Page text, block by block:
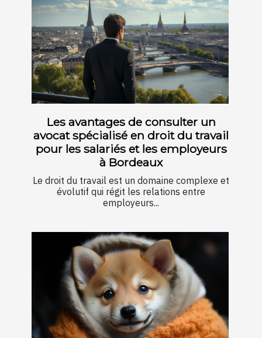
Les avantages de consulter un
avocat spécialisé en droit du travail
pour les salariés et les employeurs
à Bordeaux
Le droit du travail est un domaine complexe et
évolutif qui régit les relations entre
employeurs...